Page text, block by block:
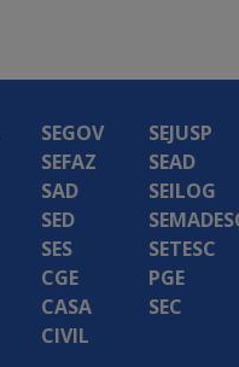
SEGOV
SEFAZ
SAD
SED
SES
CGE
CASA
CIVIL
SEJUSP
SEAD
SEILOG
SETESC
PGE
SEC